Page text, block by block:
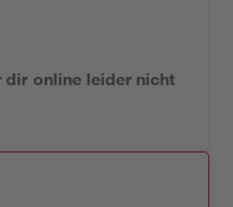
dir online leider nicht